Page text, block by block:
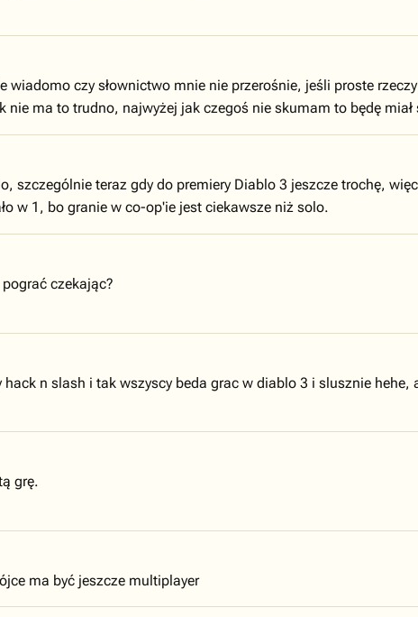
wiadomo czy słownictwo mnie nie przerośnie, jeśli proste
ma to trudno, najwyżej jak czegoś nie skumam to będę miał
szczególnie teraz gdy do premiery Diablo 3 jeszcze trochę,
w 1, bo granie w co-op'ie jest ciekawsze niż solo.
czekając?
n slash i tak wszyscy beda grac w diablo 3 i slusznie
grę.
ma być jeszcze multiplayer